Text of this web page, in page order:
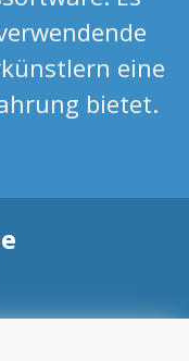
eine
bietet.